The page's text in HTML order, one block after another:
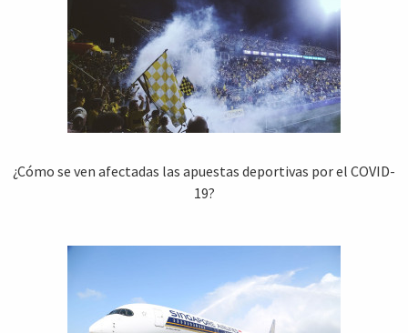
¿Cómo se ven afectadas las apuestas deportivas por el COVID-
19?